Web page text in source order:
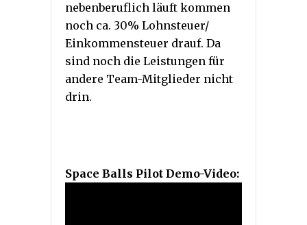
nebenberuflich läuft kommen
noch ca. 30% Lohnsteuer/
Einkommensteuer drauf. Da
sind noch die Leistungen für
andere Team-Mitglieder nicht
drin.
Space Balls Pilot Demo-Video: